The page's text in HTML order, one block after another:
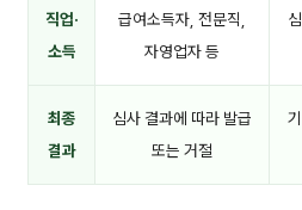
직업·
소득
급여소득자, 전문직,
자영업자 등
최종
결과
심사 결과에 따라 발급
또는 거절